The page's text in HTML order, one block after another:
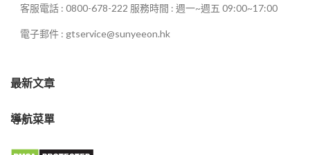
客服電話 : 0800-678-222 服務時間 : 週一~週五 09:00~17:00
電子郵件 : gtservice@sunyeeon.hk
最新文章
導航菜單